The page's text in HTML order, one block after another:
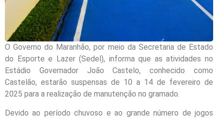
O Governo do Maranhão, por meio da Secretaria de Estado
do Esporte e Lazer (Sedel), informa que as atividades no
Estádio Governador João Castelo, conhecido como
Castelão, estarão suspensas de 10 a 14 de fevereiro de
2025 para a realização de manutenção no gramado.
Devido ao período chuvoso e ao grande número de jogos